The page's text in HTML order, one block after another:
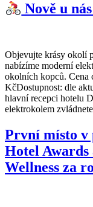
Nově u
Objevujte krásy okolí
nabízíme moderní
okolních kopců. Cena
KčDostupnost: dle
hlavní recepci hotelu
elektrokolem
První místo v
Hotel Awards
Wellness za